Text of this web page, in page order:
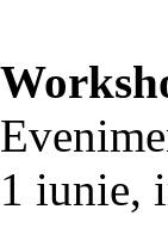
1 iunie,